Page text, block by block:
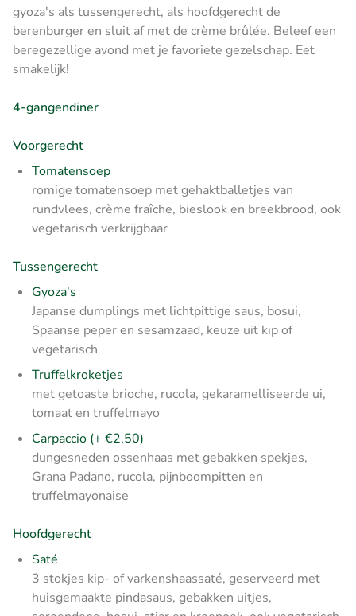
gyoza's als tussengerecht, als hoofdgerecht de
berenburger en sluit af met de crème brûlée. Beleef een
beregezellige avond met je favoriete gezelschap. Eet
smakelijk!
4-gangendiner
Voorgerecht
Tomatensoep
romige tomatensoep met gehaktballetjes van
rundvlees, crème fraîche, bieslook en breekbrood, ook
vegetarisch verkrijgbaar
Tussengerecht
Gyoza's
Japanse dumplings met lichtpittige saus, bosui,
Spaanse peper en sesamzaad, keuze uit kip of
vegetarisch
Truffelkroketjes
met getoaste brioche, rucola, gekaramelliseerde ui,
tomaat en truffelmayo
Carpaccio (+ €2,50)
dungesneden ossenhaas met gebakken spekjes,
Grana Padano, rucola, pijnboompitten en
truffelmayonaise
Hoofdgerecht
Saté
3 stokjes kip- of varkenshaassaté, geserveerd met
huisgemaakte pindasaus, gebakken uitjes,